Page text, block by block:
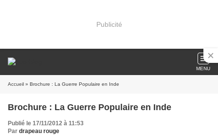
Publicité
MENU
Accueil » Brochure : La Guerre Populaire en Inde
Brochure : La Guerre Populaire en Inde
Publié le 17/11/2012 à 11:53
Par drapeau rouge